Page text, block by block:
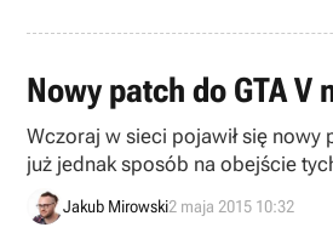
Nowy patch do GTA
Wczoraj w sieci pojawił się
już jednak sposób na obejście
Jakub Mirowski2 maja 2015 10:32